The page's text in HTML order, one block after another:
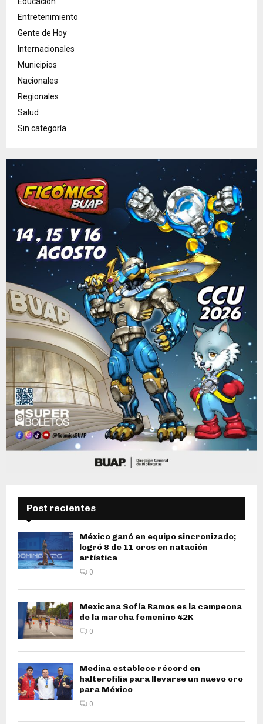
Entretenimiento
Gente de Hoy
Internacionales
Municipios
Nacionales
Regionales
Salud
Sin categoría
Post recientes
México ganó en equipo sincronizado;
logró 8 de 11 oros en natación
artística
0
Mexicana Sofía Ramos es la campeona
de la marcha femenino 42K
0
Medina establece récord en
halterofilia para llevarse un nuevo oro
para México
0